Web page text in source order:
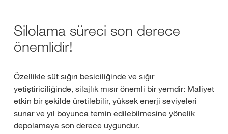
Silolama süreci son derece
önemlidir!
Özellikle süt sığırı besiciliğinde ve sığır
yetiştiriciliğinde, silajlık mısır önemli bir yemdir: Maliyet
etkin bir şekilde üretilebilir, yüksek enerji seviyeleri
sunar ve yıl boyunca temin edilebilmesine yönelik
depolamaya son derece uygundur.